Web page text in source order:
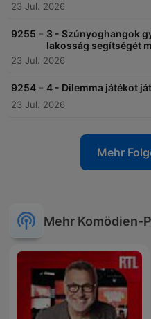
23 Jul. 2026
9255 - 3 - Szúnyoghangok
lakosság segítségét
23 Jul. 2026
9254 - 4 - Dilemma játékot
23 Jul. 2026
Mehr
Mehr Komödien-